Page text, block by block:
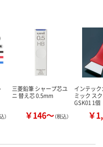
カゴへ
）
三菱鉛筆 シャープ芯ユ
ニ 替え芯 0.5mm
￥146～（税込）
インテッ
ミック ス
GSK01 1個
￥